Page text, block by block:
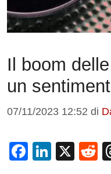
Il boom
un
07/11/2023 12:52 di
F
Li
X
R